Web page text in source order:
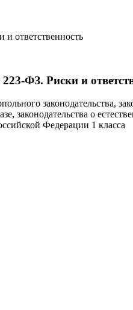
ответственность
ФЗ. Риски и
законодательства,
законодательства о
Федерации 1 класса